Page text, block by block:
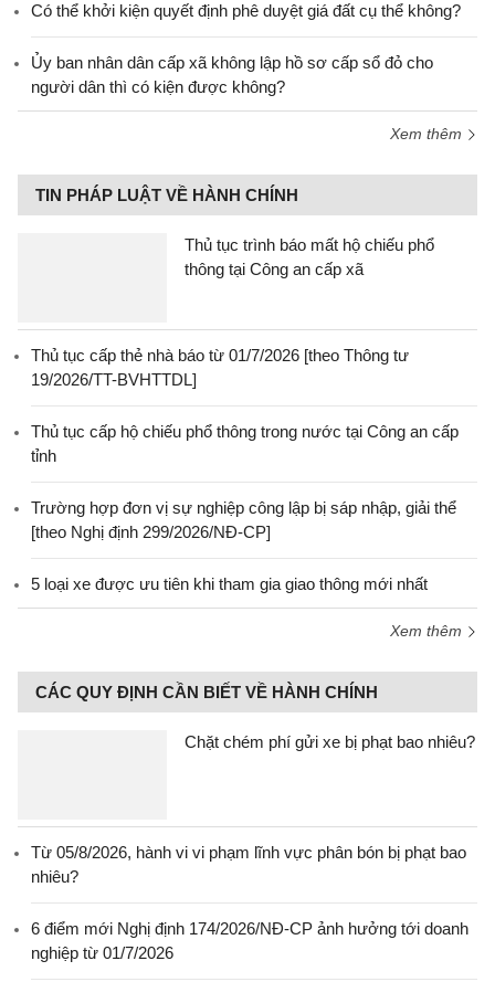
Có thể khởi kiện quyết định phê duyệt giá đất cụ thể không?
Ủy ban nhân dân cấp xã không lập hồ sơ cấp sổ đỏ cho
người dân thì có kiện được không?
Xem thêm
TIN PHÁP LUẬT VỀ HÀNH CHÍNH
Thủ tục trình báo mất hộ chiếu phổ
thông tại Công an cấp xã
Thủ tục cấp thẻ nhà báo từ 01/7/2026 [theo Thông tư
19/2026/TT-BVHTTDL]
Thủ tục cấp hộ chiếu phổ thông trong nước tại Công an cấp
tỉnh
Trường hợp đơn vị sự nghiệp công lập bị sáp nhập, giải thể
[theo Nghị định 299/2026/NĐ-CP]
5 loại xe được ưu tiên khi tham gia giao thông mới nhất
Xem thêm
CÁC QUY ĐỊNH CẦN BIẾT VỀ HÀNH CHÍNH
Chặt chém phí gửi xe bị phạt bao nhiêu?
Từ 05/8/2026, hành vi vi phạm lĩnh vực phân bón bị phạt bao
nhiêu?
6 điểm mới Nghị định 174/2026/NĐ-CP ảnh hưởng tới doanh
nghiệp từ 01/7/2026